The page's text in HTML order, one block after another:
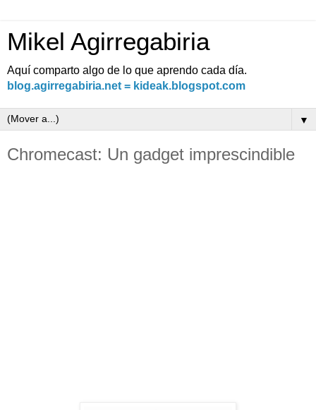
Mikel Agirregabiria
Aquí comparto algo de lo que aprendo cada día.
blog.agirregabiria.net = kideak.blogspot.com
▼
Chromecast: Un gadget imprescindible